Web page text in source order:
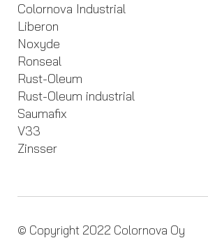
Colornova Industrial
Liberon
Noxyde
Ronseal
Rust-Oleum
Rust-Oleum industrial
Saumafix
V33
Zinsser
© Copyright 2022 Colornova Oy